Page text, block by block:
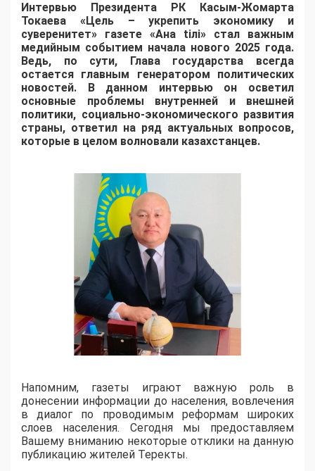
Интервью Президента РК Касым-Жомарта
Токаева «Цель – укрепить экономику и
суверенитет» газете «Ана tілі» стал важным
медийным событием начала нового 2025 года.
Ведь, по сути, Глава государства всегда
остается главным генератором политических
новостей. В данном интервью он осветил
основные проблемы внутренней и внешней
политики, социально-экономического развития
страны, ответил на ряд актуальных вопросов,
которые в целом волновали казахстанцев.
Напомним, газеты играют важную роль в
донесении информации до населения, вовлечения
в диалог по проводимым реформам широких
слоев населения. Сегодня мы предоставляем
Вашему вниманию некоторые отклики на данную
публикацию жителей Теректы.